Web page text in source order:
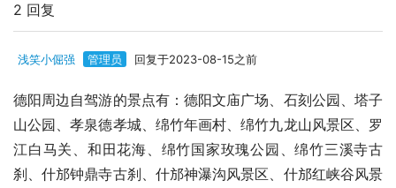
2 回复
浅笑小倔强 管理员 回复于2023-08-15之前
德阳周边自驾游的景点有：德阳文庙广场、石刻公园、塔子
山公园、孝泉德孝城、绵竹年画村、绵竹九龙山风景区、罗
江白马关、和田花海、绵竹国家玫瑰公园、绵竹三溪寺古
刹、什邡钟鼎寺古刹、什邡神瀑沟风景区、什邡红峡谷风景